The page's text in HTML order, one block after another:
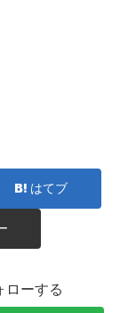
はてブ
ローする